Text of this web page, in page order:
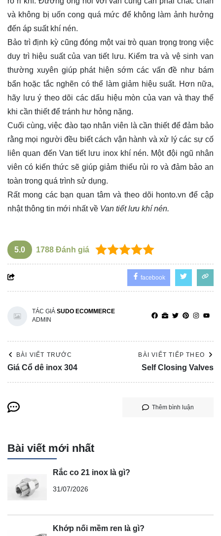
và không bị uốn cong quá mức để không làm ảnh hưởng
đến áp suất khí nén.
Bảo trì định kỳ cũng đóng một vai trò quan trọng trong việc
duy trì hiệu suất của van tiết lưu. Kiểm tra và vệ sinh van
thường xuyên giúp phát hiện sớm các vấn đề như bám
bẩn hoặc tắc nghẽn có thể làm giảm hiệu suất. Hơn nữa,
hãy lưu ý theo dõi các dấu hiệu mòn của van và thay thế
khi cần thiết để tránh hư hỏng nặng.
Cuối cùng, việc đào tạo nhân viên là cần thiết để đảm bảo
rằng mọi người đều biết cách vận hành và xử lý các sự cố
liên quan đến Van tiết lưu inox khí nén. Một đội ngũ nhân
viên có kiến thức sẽ giúp giảm thiểu rủi ro và đảm bảo an
toàn trong quá trình sử dụng.
Rất mong các bạn quan tâm và theo dõi honto.vn để cập
nhật thông tin mới nhất về Van tiết lưu khí nén.
5.0 1788 Đánh giá
facebook
TÁC GIẢ SUDO ECOMMERCE
ADMIN
BÀI VIẾT TRƯỚC
Giá Cổ dê inox 304
BÀI VIẾT TIẾP THEO
Self Closing Valves
Thêm bình luận
Bài viết mới nhất
Rắc co 21 inox là gì?
31/07/2026
Khớp nối mềm ren là gì?